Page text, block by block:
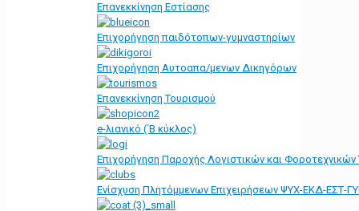
Επανεκκίνηση Εστίασης
Επιχορήγηση παιδότοπων-γυμναστηρίων
Επιχορήγηση Αυτοαπα/μενων Δικηγόρων
Επανεκκίνηση Τουρισμού
e-λιανικό (΄Β κύκλος)
Επιχορήγηση Παροχής Λογιστικών και
Ενίσχυση Πλητόμμενων Επιχειρήσεων ΨΥΧ-ΕΚΔ-ΕΣΤ-